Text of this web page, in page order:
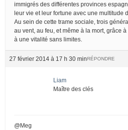
immigrés des différentes provinces
leur vie et leur fortune avec une multitude
Au sein de cette trame sociale, trois
au vent, au feu, et même à la mort, grâce
à une vitalité sans limites.
27 février 2014 à 17 h 30 minRÉPONDRE
Liam
Maître des clés
@Meg